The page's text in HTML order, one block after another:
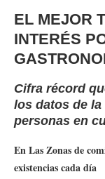
EL MEJOR
INTERÉS
Cifra récord
los datos de
personas en
En Las Zonas de
existencias cada día